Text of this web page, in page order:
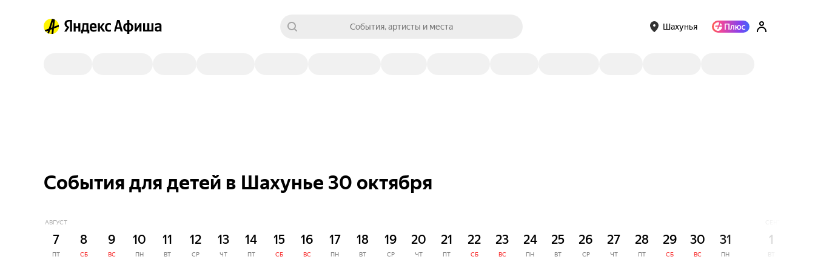
События, артисты и места Шахунья
События для детей в Шахунье 30 октября
АВГУСТ
7
ПТ
8
СБ
9
ВС
10
ПН
11
ВТ
12
СР
13
ЧТ
14
ПТ
15
СБ
16
ВС
17
ПН
18
ВТ
19
СР
20
ЧТ
21
ПТ
22
СБ
23
ВС
24
ПН
25
ВТ
26
СР
27
ЧТ
28
ПТ
29
СБ
30
ВС
31
ПН
1
ВТ